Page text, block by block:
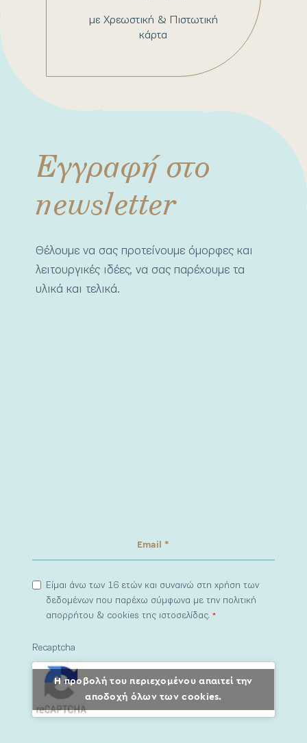
με Χρεωστική & Πιστωτική
κάρτα
Εγγραφή στο
newsletter
Θέλουμε να σας προτείνουμε όμορφες και
λειτουργικές ιδέες, να σας παρέχουμε τα
υλικά και τελικά.
Είμαι άνω των 16 ετών και συναινώ στη χρήση των
δεδομένων που παρέχω σύμφωνα με την πολιτική
απορρήτου & cookies της ιστοσελίδας.*
Recaptcha
Η προβολή του περιεχομένου απαιτεί την
αποδοχή όλων των cookies.